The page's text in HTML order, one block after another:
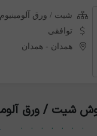
شیت / ورق آلومینیوم
توافقی
همدان - همدان
شیت / ورق